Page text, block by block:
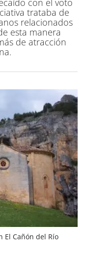
con el voto
trataba de
relacionados
esta manera
de atracción
El Cañón del Río